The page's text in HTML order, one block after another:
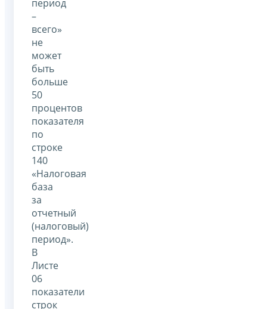
период
–
всего»
не
может
быть
больше
50
процентов
показателя
по
строке
140
«Налоговая
база
за
отчетный
(налоговый)
период».
В
Листе
06
показатели
строк